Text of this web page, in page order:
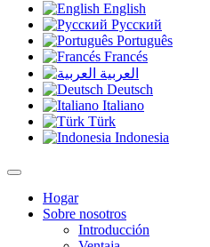
English
Русский
Português
Francés
العربية
Deutsch
Italiano
Türk
Indonesia
Hogar
Sobre nosotros
Introducción